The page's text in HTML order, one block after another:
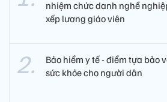
nhiệm chức danh nghề
xếp lương giáo viên
Bảo hiểm y tế - điểm tựa bảo
sức khỏe cho người dân